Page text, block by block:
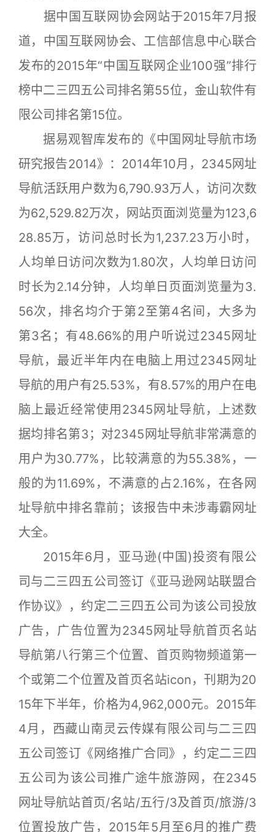
据中国互联网协会网站于2015年7月报
道，中国互联网协会、工信部信息中心联合
发布的2015年“中国互联网企业100强”排行
榜中二三四五公司排名第55位，金山软件有
限公司排名第15位。
据易观智库发布的《中国网址导航市场
研究报告2014》：2014年10月，2345网址
导航活跃用户数为6,790.93万人，访问次数
为62,529.82万次，网站页面浏览量为123,6
28.85万，访问总时长为1,237.23万小时，
人均单日访问次数为1.80次，人均单日访问
时长为2.14分钟，人均单日页面浏览量为3.
56次，排名均介于第2至第4名间，大多为
第3名；有48.66%的用户听说过2345网址
导航，最近半年内在电脑上用过2345网址
导航的用户有25.53%，有8.57%的用户在电
脑上最近经常使用2345网址导航，上述数
据均排名第3；对2345网址导航非常满意的
用户为30.77%，比较满意的为55.38%，一
般的为11.69%，不满意的占2.16%，在各网
址导航中排名靠前；该报告中未涉毒霸网址
大全。
2015年6月，亚马逊(中国)投资有限公
司与二三四五公司签订《亚马逊网站联盟合
作协议》，约定二三四五公司为该公司投放
广告，广告位置为2345网址导航首页名站
导航第八行第三个位置、首页购物频道第一
个或第二个位置及首页名站icon，刊期为20
15年下半年，价格为4,962,000元。2015年
4月，西藏山南灵云传媒有限公司与二三四
五公司签订《网络推广合同》，约定二三四
五公司为该公司推广途牛旅游网，在2345
网址导航站首页/名站/五行/3及首页/旅游/3
位置投放广告，2015年5月至6月的推广费